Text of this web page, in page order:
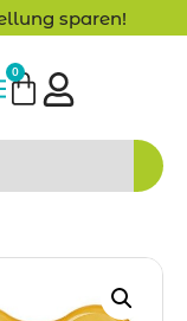
sparen!
0